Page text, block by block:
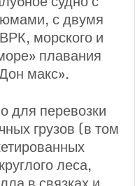
с двумя
морского и
плавания
макс».
для перевозки
грузов (в том
леса,